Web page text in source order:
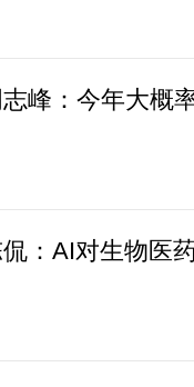
峰：今年大概
：AI对生物医